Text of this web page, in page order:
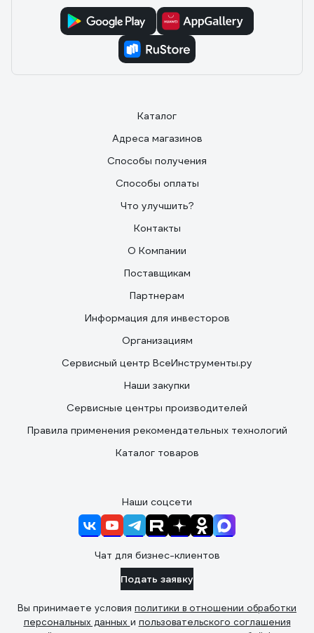
нужен такой же наклон головы. Поляризация немного
пропускает -- у очков из кинотеатра картинка
полностью чёрная, а тут тёмно-синяя. Проверить в
деле особо не успел, ездил только ночью, но ночью
ехать реально и убирает блики от капель на стекле.
Хотя сомнительно конечно в них ночью кататься...
Каталог
Адреса магазинов
Способы получения
Способы оплаты
Что улучшить?
Контакты
О Компании
Поставщикам
Партнерам
Информация для инвесторов
Организациям
Сервисный центр ВсеИнструменты.ру
Наши закупки
Сервисные центры производителей
Правила применения рекомендательных технологий
Каталог товаров
Наши соцсети
Чат для бизнес-клиентов
Подать заявку
Вы принимаете условия политики в отношении обработки
персональных данных и пользовательского соглашения